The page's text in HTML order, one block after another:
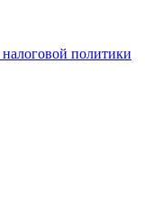
политики